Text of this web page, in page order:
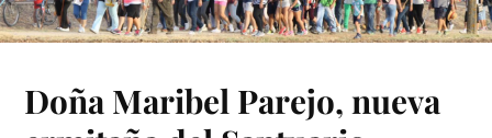
Doña Maribel Parejo, nueva